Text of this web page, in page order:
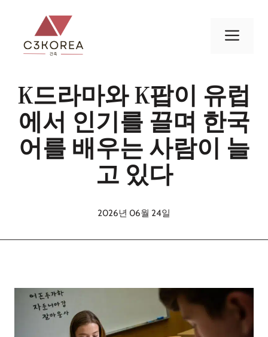
메
K드라마와 K팝이 유럽
에서 인기를 끌며 한국
어를 배우는 사람이 늘
고 있다
2026년 06월 24일